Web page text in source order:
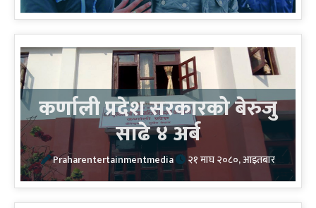
कर्णाली प्रदेश सरकारको बेरुजु
साढे ४ अर्ब
Praharentertainmentmedia २१ माघ २०८०, आइतबार